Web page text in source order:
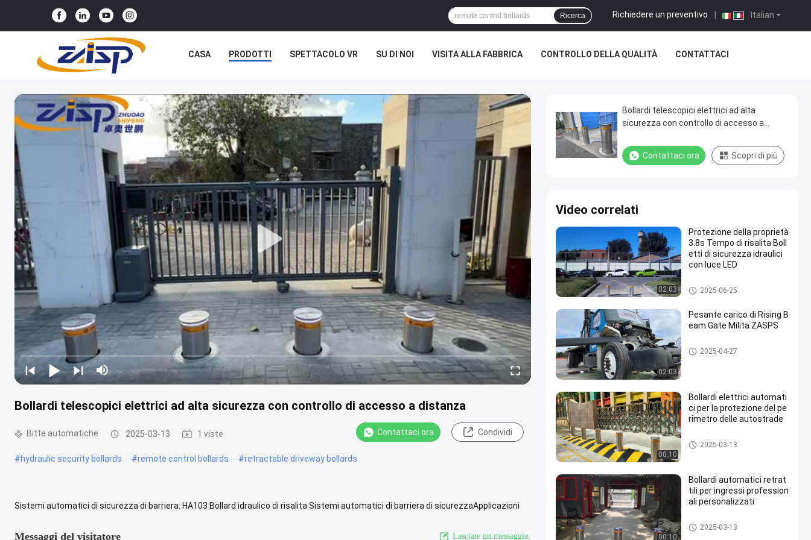
Italian
Richiedere un preventivo
Ricerca
CASA PRODOTTI SPETTACOLO VR SU DI NOI VISITA ALLA FABBRICA CONTROLLO DELLA QUALITÀ CONTATTACI
Bollardi telescopici elettrici ad alta sicurezza con controllo di accesso a distanza
Bitte automatiche 2025-03-13 1 viste Contattaci ora Condividi
#hydraulic security bollards #remote control bollards #retractable driveway bollards
Sistemi automatici di sicurezza di barriera: HA103 Bollard idraulico di risalita Sistemi automatici di barriera di sicurezzaApplicazioni
Messaggi del visitatore Lasciate un messaggio.
Bollardi telescopici elettrici ad alta
sicurezza con controllo di accesso a
Contattaci ora Scopri di più
Video correlati
02:03
Protezione della proprietà
3.8s Tempo di risalita Boll
etti di sicurezza idraulici
con luce LED
Bitte automatiche
2025-06-25
02:03
Pesante carico di Rising B
eam Gate Milita ZASPS
Porta a raggi ascendenti
2025-04-27
00:10
Bollardi elettrici automati
ci per la protezione del pe
rimetro delle autostrade
Bitte automatiche
2025-03-13
00:10
Bollardi automatici retrat
tili per ingressi profession
ali personalizzati
Bitte automatiche
2025-03-13